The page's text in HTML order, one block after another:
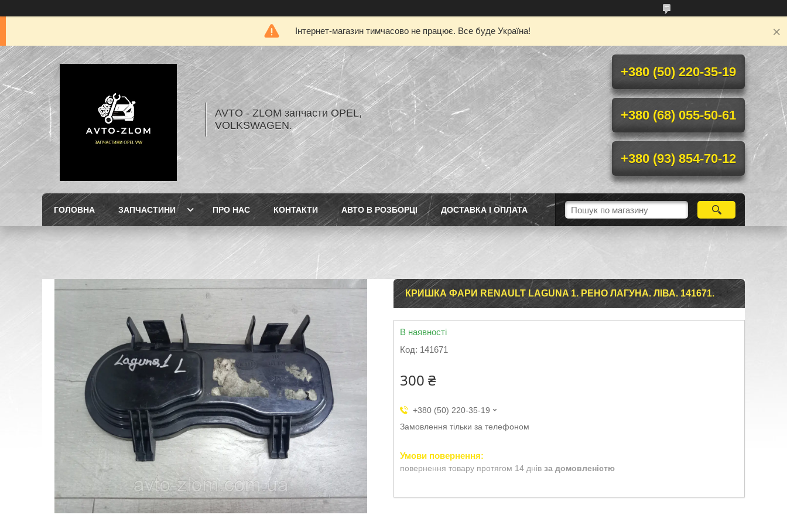
Інтернет-магазин тимчасово не працює. Все буде Україна!
AVTO - ZLOM запчасти OPEL,
VOLKSWAGEN.
+380 (50) 220-35-19
+380 (68) 055-50-61
+380 (93) 854-70-12
ГОЛОВНА ЗАПЧАСТИНИ ПРО НАС КОНТАКТИ АВТО В РОЗБОРЦІ ДОСТАВКА І ОПЛАТА
КРИШКА ФАРИ RENAULT LAGUNA 1. РЕНО ЛАГУНА. ЛІВА. 141671.
В наявності
Код: 141671
300 ₴
+380 (50) 220-35-19
Замовлення тільки за телефоном
повернення товару протягом 14 днів за домовленістю